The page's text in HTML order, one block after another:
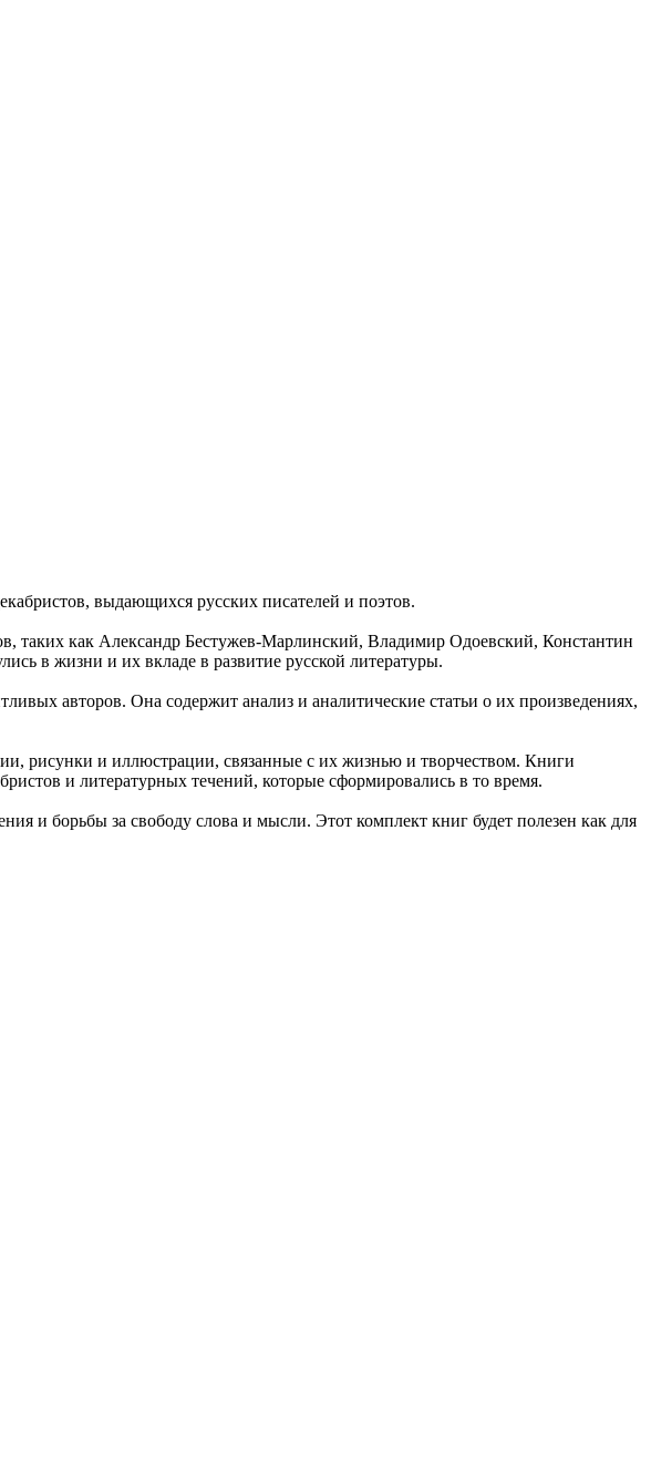
выдающихся русских писателей и поэтов.
таких как Александр Бестужев-Марлинский, Владимир Одоевский, Константин
в жизни и их вкладе в развитие русской литературы.
авторов. Она содержит анализ и аналитические статьи о их произведениях,
рисунки и иллюстрации, связанные с их жизнью и творчеством. Книги
и литературных течений, которые сформировались в то время.
и борьбы за свободу слова и мысли. Этот комплект книг будет полезен как для